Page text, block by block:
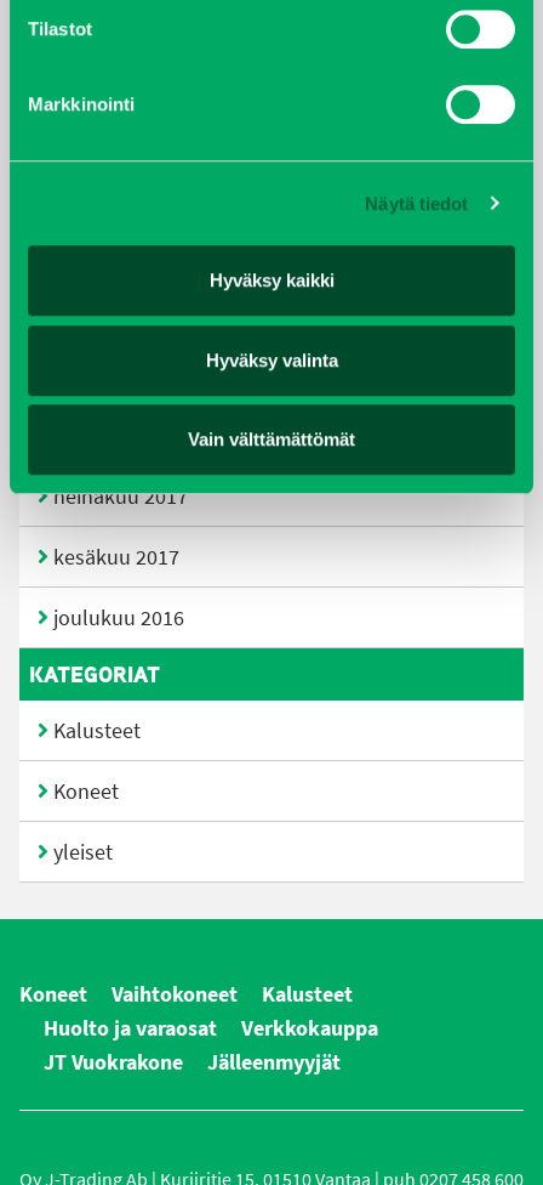
Tilastot
Markkinointi
Näytä tiedot
Hyväksy kaikki
Hyväksy valinta
Vain välttämättömät
helmikuu 2019
elokuu 2018
heinäkuu 2017
kesäkuu 2017
joulukuu 2016
KATEGORIAT
Kalusteet
Koneet
yleiset
Koneet Vaihtokoneet
Kalusteet
Huolto ja varaosat
Verkkokauppa
JT Vuokrakone
Jälleenmyyjät
Oy J-Trading Ab | Kuriiritie 15, 01510 Vantaa | puh 0207 458 600